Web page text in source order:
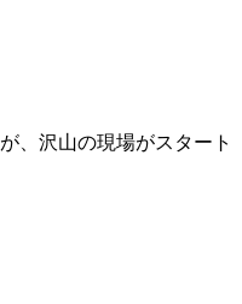
、沢山の現場がスタート